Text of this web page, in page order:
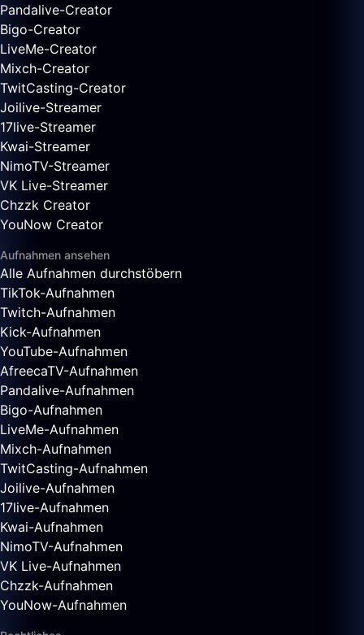
Pandalive-Creator
Bigo-Creator
LiveMe-Creator
Mixch-Creator
TwitCasting-Creator
Joilive-Streamer
17live-Streamer
Kwai-Streamer
NimoTV-Streamer
VK Live-Streamer
Chzzk Creator
YouNow Creator
Aufnahmen ansehen
Alle Aufnahmen durchstöbern
TikTok-Aufnahmen
Twitch-Aufnahmen
Kick-Aufnahmen
YouTube-Aufnahmen
AfreecaTV-Aufnahmen
Pandalive-Aufnahmen
Bigo-Aufnahmen
LiveMe-Aufnahmen
Mixch-Aufnahmen
TwitCasting-Aufnahmen
Joilive-Aufnahmen
17live-Aufnahmen
Kwai-Aufnahmen
NimoTV-Aufnahmen
VK Live-Aufnahmen
Chzzk-Aufnahmen
YouNow-Aufnahmen